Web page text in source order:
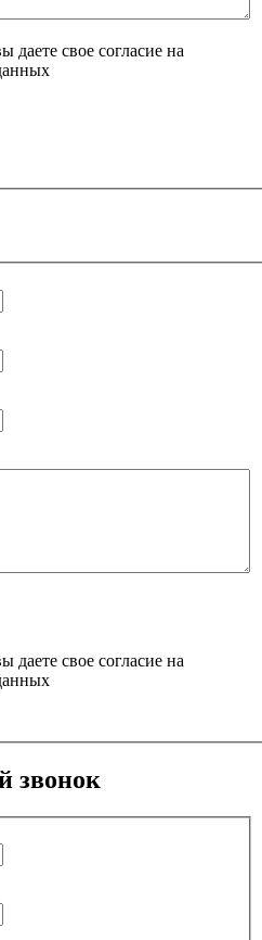
даете свое согласие на
на
данных
звонок